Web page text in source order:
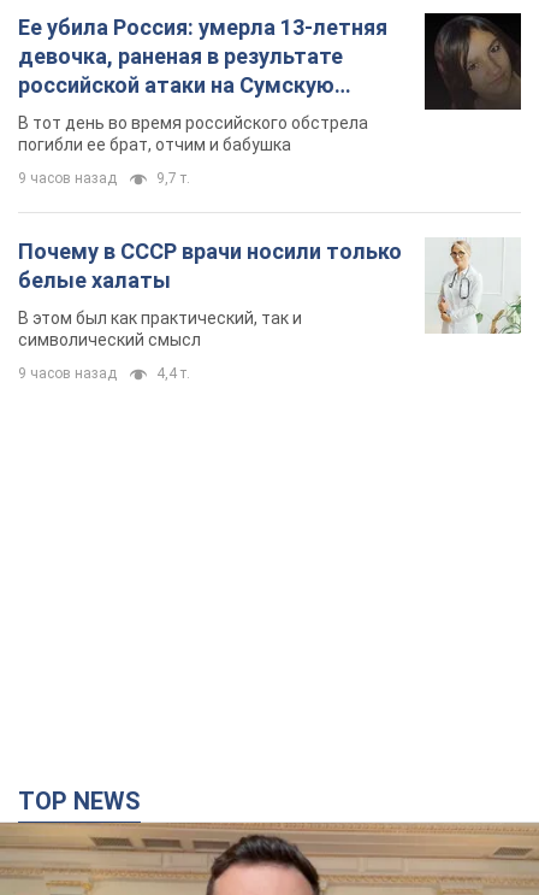
символический смысл
9 часов назад 4,4 т.
"Защита нашей жизни": Зеленский об
антибаллистической системе FREYJA,
санкциях против России и поддержке аграриев.
Видео